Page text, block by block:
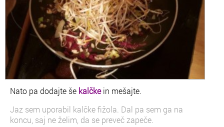
Nato pa dodajte še kalčkein mešajte.
Jaz sem uporabil kalčke fižola. Dal pa sem ga na
koncu, saj ne želim, da se preveč zapeče.